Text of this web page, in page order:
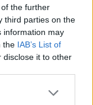
the further
third parties on the
information may
the IAB’s List of
disclose it to other
I giocatori
ritorno è un
Ne